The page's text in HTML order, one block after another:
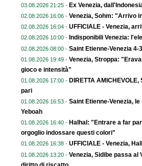
03.08.2026 21:25 - Ex Venezia,
02.08.2026 16:06 - Venezia, Sohm: "Arrivo
02.08.2026 16:04 - UFFICIALE - Venezia,
02.08.2026 10:00 - Indisponibili Venezia:
02.08.2026 08:00 - Saint Etienne-Venezia
01.08.2026 19:49 - Venezia, Stroppa:
gioco e intensità"
01.08.2026 17:00 - DIRETTA
pari
01.08.2026 16:53 - Saint Etienne-Venezia,
Yeboah
01.08.2026 16:40 - Halhal: "Entrare a far
orgoglio indossare questi colori"
01.08.2026 16:38 - UFFICIALE - Venezia,
01.08.2026 13:20 - Venezia, Sidibe passa